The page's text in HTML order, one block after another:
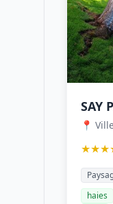
SAY
📍
haies